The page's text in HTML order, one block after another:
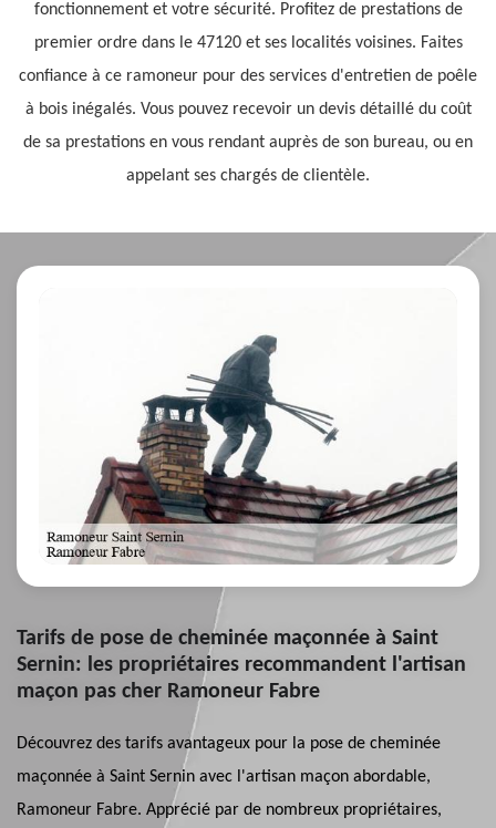
fonctionnement et votre sécurité. Profitez de prestations de
premier ordre dans le 47120 et ses localités voisines. Faites
confiance à ce ramoneur pour des services d'entretien de poêle
à bois inégalés. Vous pouvez recevoir un devis détaillé du coût
de sa prestations en vous rendant auprès de son bureau, ou en
appelant ses chargés de clientèle.
Tarifs de pose de cheminée maçonnée à Saint
Sernin: les propriétaires recommandent l'artisan
maçon pas cher Ramoneur Fabre
Découvrez des tarifs avantageux pour la pose de cheminée
maçonnée à Saint Sernin avec l'artisan maçon abordable,
Ramoneur Fabre. Apprécié par de nombreux propriétaires,